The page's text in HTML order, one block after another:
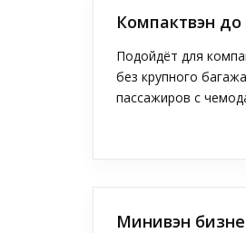
Компактвэн до
Подойдёт для
без крупного
пассажиров с
Минивэн